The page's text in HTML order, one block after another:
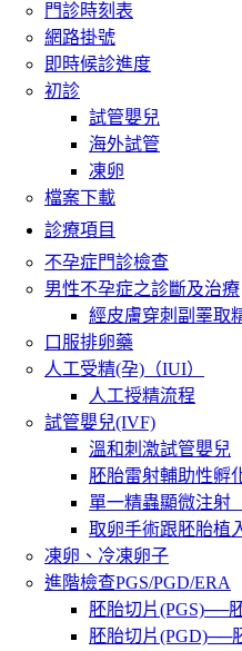
門診時刻表
網路掛號
即時候診進度
初診
試管嬰兒
海外試管
凍卵
檔案下載
診療項目
不孕症門診檢查
男性不孕症之診斷及治療
經皮膚穿刺副睪取
口服排卵藥
人工受精(孕)（IUI）
人工授精流程
試管嬰兒(IVF)
溫和刺激試管嬰兒
胚胎雷射輔助性孵
單一精蟲顯微注射
取卵手術跟胚胎植
凍卵、冷凍卵子
進階檢查PGS/PGD/ERA
胚胎切片(PGS)──
胚胎切片(PGD)──